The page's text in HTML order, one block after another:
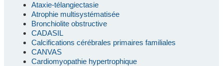
Ataxie-télangiectasie
Atrophie multisystématisée
Bronchiolite obstructive
CADASIL
Calcifications cérébrales primaires familiales
CANVAS
Cardiomyopathie hypertrophique